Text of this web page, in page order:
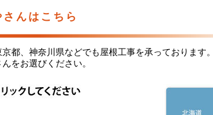
んはこちら
都、神奈川県などでも屋根工事を承っております
をお選びください。